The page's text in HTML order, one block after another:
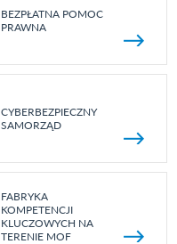
BEZPŁATNA POMOC
PRAWNA
CYBERBEZPIECZNY
SAMORZĄD
FABRYKA
KOMPETENCJI
KLUCZOWYCH NA
TERENIE MOF